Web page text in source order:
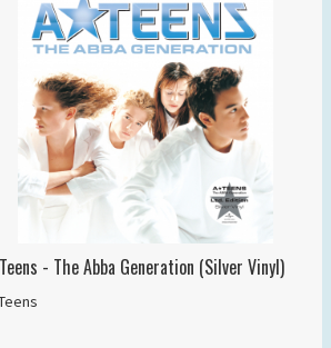
- The Abba Generation (Silver Vinyl)